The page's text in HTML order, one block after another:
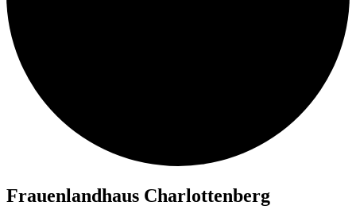
Frauenlandhaus Charlottenberg